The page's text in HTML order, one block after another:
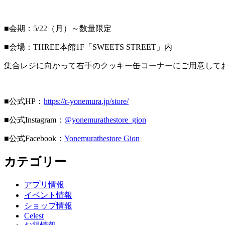
■会期：5/22（月）～数量限定
■会場：THREE本館1F「SWEETS STREET」内
集合レジに向かって右手のクッキー缶コーナーにご用意して
■公式HP： https://r-yonemura.jp/store/
■公式Instagram： @yonemurathestore_gion
■公式Facebook： Yonemurathestore Gion
カテゴリー
アプリ情報
イベント情報
ショップ情報
Celest